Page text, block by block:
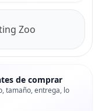
Zoo
de comprar
tamaño, entrega, lo